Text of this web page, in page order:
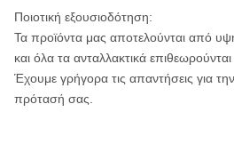
Ποιοτική εξουσιοδότηση:
Τα προϊόντα μας αποτελούνται από
και όλα τα ανταλλακτικά
Έχουμε γρήγορα τις απαντήσεις για
πρότασή σας.